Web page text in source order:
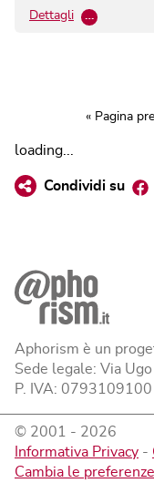
Dettagli …
« Pagina
loading...
Condividi su
Aphorism è un
Sede legale: Via
P. IVA: 0793109100
© 2001 - 2026
Informativa Privacy -
Cambia le